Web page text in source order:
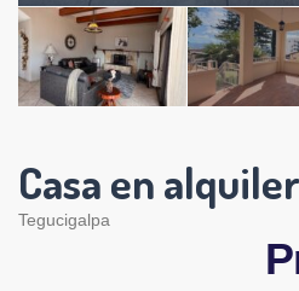
Casa en
Tegucigalpa